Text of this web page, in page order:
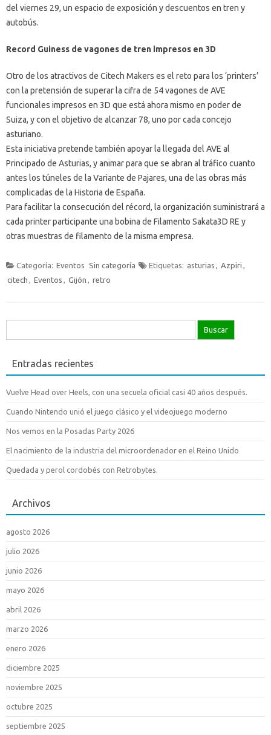
del viernes 29, un espacio de exposición y descuentos en tren y
autobús.
Record Guiness de vagones de tren impresos en 3D
Otro de los atractivos de Citech Makers es el reto para los ‘printers’
con la pretensión de superar la cifra de 54 vagones de AVE
funcionales impresos en 3D que está ahora mismo en poder de
Suiza, y con el objetivo de alcanzar 78, uno por cada concejo
asturiano.
Esta iniciativa pretende también apoyar la llegada del AVE al
Principado de Asturias, y animar para que se abran al tráfico cuanto
antes los túneles de la Variante de Pajares, una de las obras más
complicadas de la Historia de España.
Para facilitar la consecución del récord, la organización suministrará a
cada printer participante una bobina de Filamento Sakata3D RE y
otras muestras de filamento de la misma empresa.
Categoría: Eventos Sin categoría Etiquetas: asturias , Azpiri ,
citech , Eventos , Gijón , retro
Entradas recientes
Vuelve Head over Heels, con una secuela oficial casi 40 años después.
Cuando Nintendo unió el juego clásico y el videojuego moderno
Nos vemos en la Posadas Party 2026
El nacimiento de la industria del microordenador en el Reino Unido
Quedada y perol cordobés con Retrobytes.
Archivos
agosto 2026
julio 2026
junio 2026
mayo 2026
abril 2026
marzo 2026
enero 2026
diciembre 2025
noviembre 2025
octubre 2025
septiembre 2025